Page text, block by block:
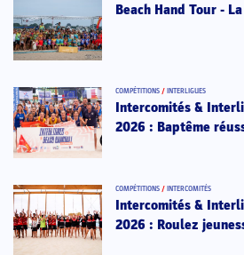
Beach Hand Tour -
COMPÉTITIONS / INTERLIGUES
Intercomités &
2026 : Baptême
COMPÉTITIONS / INTERCOMITÉS
Intercomités &
2026 : Roulez